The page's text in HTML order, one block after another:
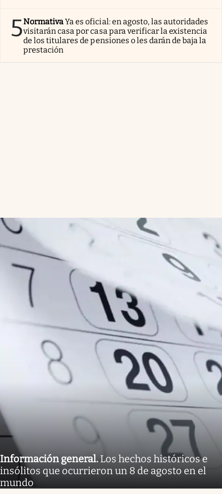
5NormativaYa es oficial: en agosto, las autoridades
visitarán casa por casa para verificar la existencia
de los titulares de pensiones o les darán de baja la
prestación
Información general. Los hechos históricos e
insólitos que ocurrieron un 8 de agosto en el
mundo